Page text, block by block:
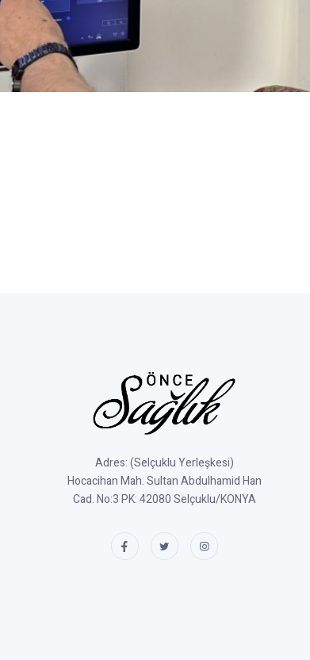
Adres: (Selçuklu Yerleşkesi)
Hocacihan Mah. Sultan Abdulhamid Han
Cad. No:3 PK: 42080 Selçuklu/KONYA